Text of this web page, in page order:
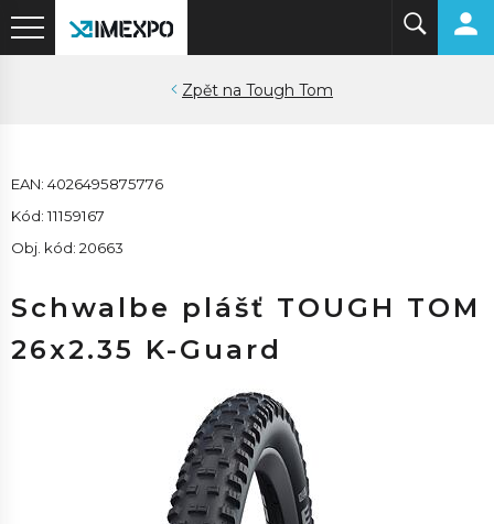
Tough Tom
EAN: 4026495875776
Kód: 11159167
Obj. kód: 20663
Schwalbe plášť TOUGH TOM
26x2.35 K-Guard